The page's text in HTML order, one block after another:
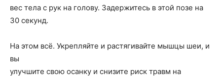
вес тела с рук на голову. Задержитесь в этой позе на
30 секунд.
На этом всё. Укрепляйте и растягивайте мышцы шеи, и
вы
улучшите свою осанку и снизите риск травм на